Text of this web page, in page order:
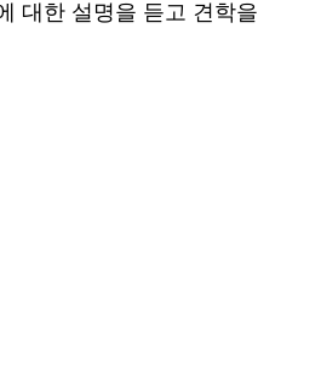
대한 설명을 듣고 견학을